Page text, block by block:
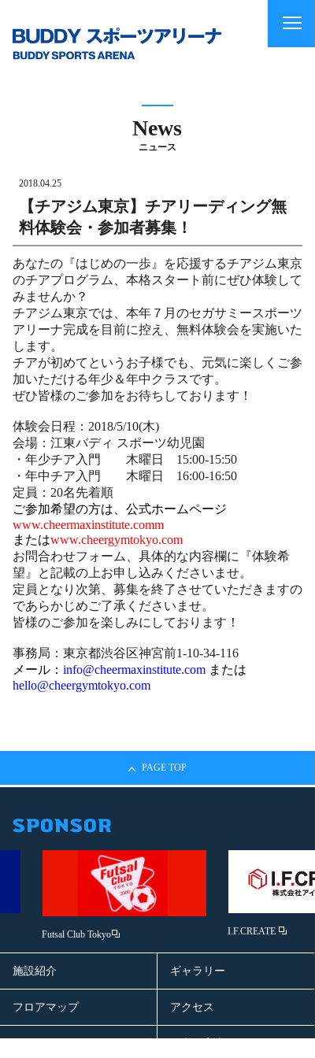
News
ニュース
2018.04.25
【チアジム東京】チアリーディング無
料体験会・参加者募集！
あなたの『はじめの一歩』を応援するチアジム東京
のチアプログラム、本格スタート前にぜひ体験して
みませんか？
チアジム東京では、本年７月のセガサミースポーツ
アリーナ完成を目前に控え、無料体験会を実施いた
します。
チアが初めてというお子様でも、元気に楽しくご参
加いただける年少＆年中クラスです。
ぜひ皆様のご参加をお待ちしております！
体験会日程：2018/5/10(木)
会場：江東バディ スポーツ幼児園
・年少チア入門 木曜日 15:00-15:50
・年中チア入門 木曜日 16:00-16:50
定員：20名先着順
ご参加希望の方は、公式ホームページ
www.cheermaxinstitute.comm
またはwww.cheergymtokyo.com
お問合わせフォーム、具体的な内容欄に『体験希
望』と記載の上お申し込みくださいませ。
定員となり次第、募集を終了させていただきますの
であらかじめご了承くださいませ。
皆様のご参加を楽しみにしております！
事務局：東京都渋谷区神宮前1-10-34-116
メール： info@cheermaxinstitute.com または
hello@cheergymtokyo.com
PAGE TOP
Futsal Club Tokyo I.F.CREATE
施設紹介 ギャラリー
フロアマップ アクセス